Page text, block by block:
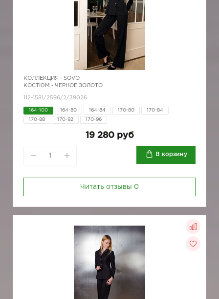
КОЛЛЕКЦИЯ - SOVO
КОСТЮМ - ЧЕРНОЕ ЗОЛОТО
112-1581/2596/2/39026
164-100 164-80 164-84 170-80 170-84
170-88 170-92 170-96
19 280 руб
В корзину
Читать отзывы 0